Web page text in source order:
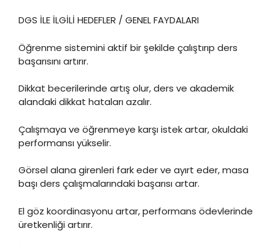
DGS İLE İLGİLİ HEDEFLER / GENEL FAYDALARI
Öğrenme sistemini aktif bir şekilde çalıştırıp ders
başarısını artırır.
Dikkat becerilerinde artış olur, ders ve akademik
alandaki dikkat hataları azalır.
Çalışmaya ve öğrenmeye karşı istek artar, okuldaki
performansı yükselir.
Görsel alana girenleri fark eder ve ayırt eder, masa
başı ders çalışmalarındaki başarısı artar.
El göz koordinasyonu artar, performans ödevlerinde
üretkenliği artırır.